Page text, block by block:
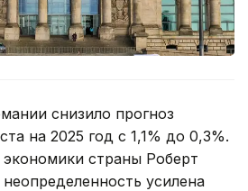
снизило прогноз
на 2025 год с 1,1% до 0,3%.
страны Роберт
усилена